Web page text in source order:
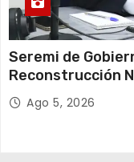
Seremi de
Reconstrucción
y el empleo en
Ago 5, 2026